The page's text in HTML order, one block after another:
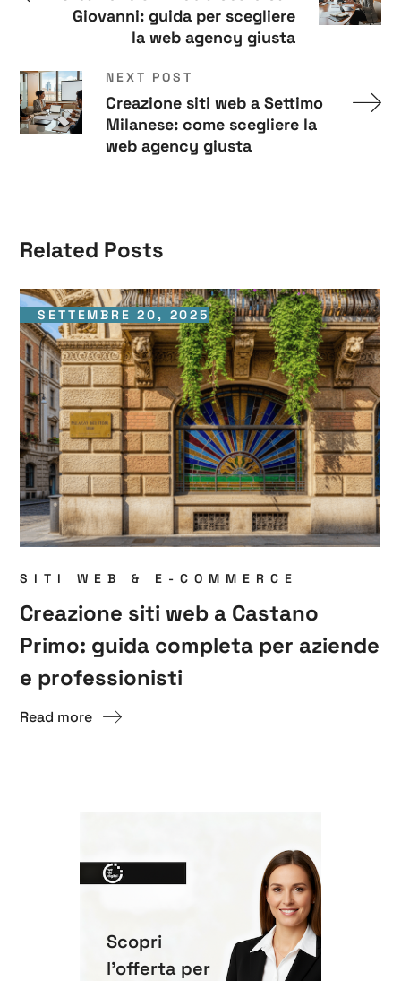
Giovanni: guida per scegliere
la web agency giusta
NEXT POST
Creazione siti web a Settimo
Milanese: come scegliere la
web agency giusta
Related Posts
SETTEMBRE 20, 2025
SITI WEB & E-COMMERCE
Creazione siti web a Castano
Primo: guida completa per aziende
e professionisti
Read more
Scopri
l'offerta per